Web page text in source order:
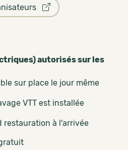
autorisés sur les
sur place le jour même
VTT est installée
restauration à l'arrivée